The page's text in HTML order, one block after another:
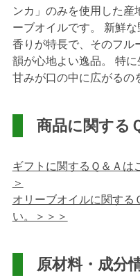
ンカ」のみを使用した産
ーブオイルです。
新鮮
香りが特長で、そのフル
韻が心地よい逸品。
特に
甘みが口の中に広がるの
商品に関する
ギフトに関するＱ＆Ａは
＞
オリーブオイルに関する
い。＞＞＞
原材料・成分